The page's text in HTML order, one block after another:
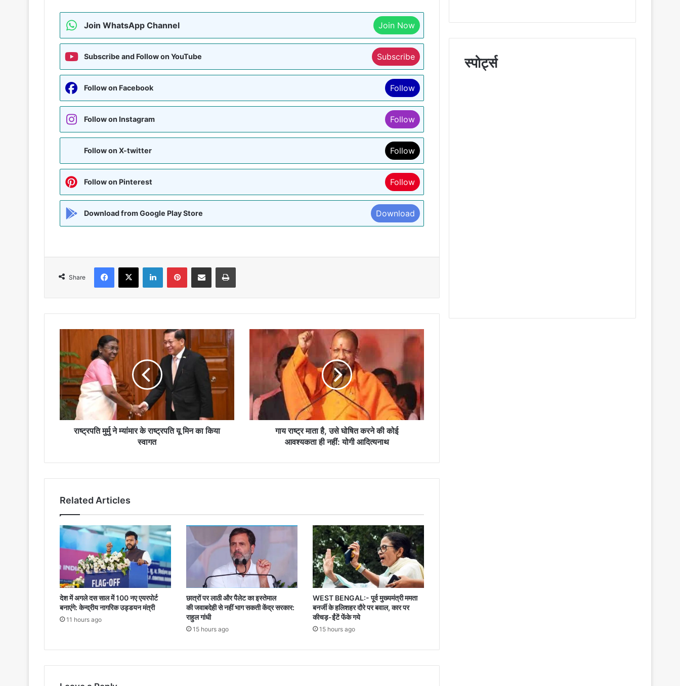
Join WhatsApp Channel Join Now
Subscribe and Follow on YouTube Subscribe
Follow on Facebook Follow
Follow on Instagram Follow
Follow on X-twitter Follow
Follow on Pinterest Follow
Download from Google Play Store Download
Share
Facebook
X LinkedInPinterestShare via Email Print
ने
म्यांमार
के
राष्ट्रपति
यू
मिन
का
राष्ट्रपति मुर्मु ने म्यांमार के राष्ट्रपति यू मिन का किया
स्वागत
करने
की
कोई
योगी
गाय राष्ट्र माता है, उसे घोषित करने की कोई
आवश्यकता ही नहीं: योगी आदित्यनाथ
Related Articles
देश में अगले दस साल में 100 नए एयरपोर्ट
बनाएंगे: केन्द्रीय नागरिक उड्डयन मंत्री
11 hours ago
छात्रों पर लाठी और पैलेट का इस्तेमाल
की जवाबदेही से नहीं भाग सकती केंद्र सरकार:
राहुल गांधी
15 hours ago
WEST BENGAL:- पूर्व मुख्यमंत्री ममता
बनर्जी के हलिशहर दौरे पर बवाल, कार पर
कीचड़-ईंटें फेंके गये
15 hours ago
स्पोर्ट्स